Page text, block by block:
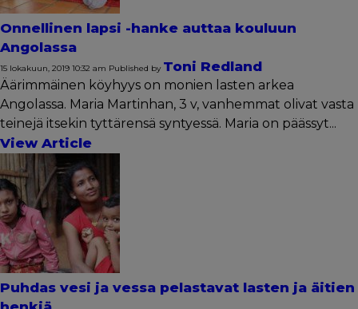
Onnellinen lapsi -hanke auttaa kouluun
Angolassa
15 lokakuun, 2019 10:32 am Published by Toni Redland
Äärimmäinen köyhyys on monien lasten arkea
Angolassa. Maria Martinhan, 3 v, vanhemmat olivat vasta
teinejä itsekin tyttärensä syntyessä. Maria on päässyt...
View Article
Puhdas vesi ja vessa pelastavat lasten ja äitien